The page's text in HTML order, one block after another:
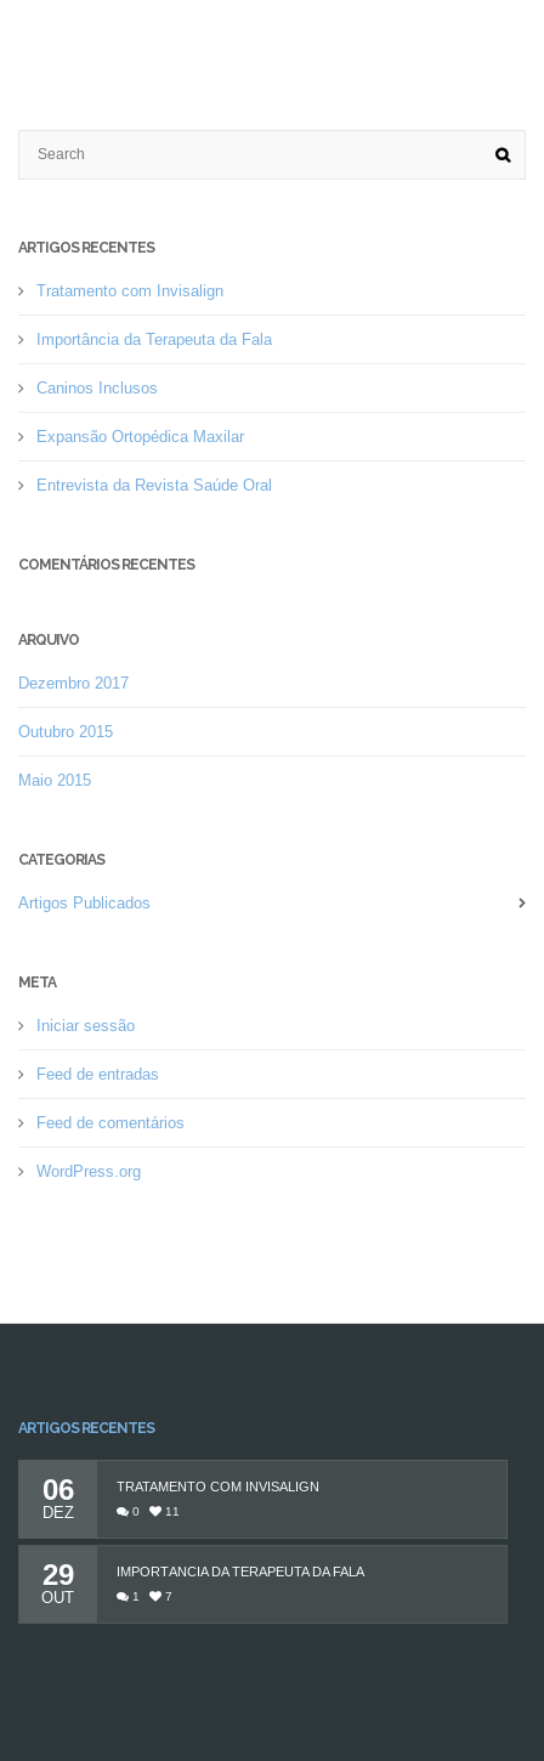
ARTIGOS RECENTES
Tratamento com Invisalign
Importância da Terapeuta da Fala
Caninos Inclusos
Expansão Ortopédica Maxilar
Entrevista da Revista Saúde Oral
COMENTÁRIOS RECENTES
ARQUIVO
Dezembro 2017
Outubro 2015
Maio 2015
CATEGORIAS
Artigos Publicados
META
Iniciar sessão
Feed de entradas
Feed de comentários
WordPress.org
ARTIGOS RECENTES
06
DEZ
TRATAMENTO COM INVISALIGN
0 11
29
OUT
IMPORTÂNCIA DA TERAPEUTA DA FALA
1 7